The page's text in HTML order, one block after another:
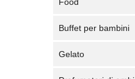
Buffet per bambini
Gelato